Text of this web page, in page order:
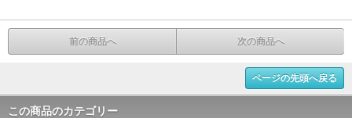
前の商品へ 次の商品へ
ページの先頭へ戻る
この商品のカテゴリー